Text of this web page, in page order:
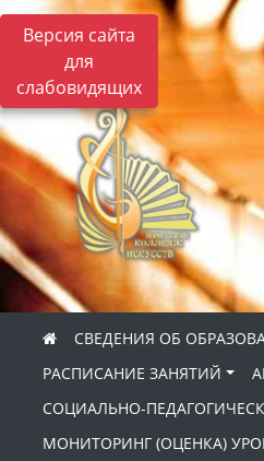
Версия сайта
для
слабовидящих
СВЕДЕНИЯ ОБ
РАСПИСАНИЕ ЗАНЯТИЙ
СОЦИАЛЬНО-
МОНИТОРИНГ (ОЦЕНКА)